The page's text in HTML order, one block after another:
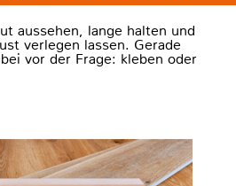
aussehen, lange halten und
verlegen lassen. Gerade
vor der Frage: kleben oder